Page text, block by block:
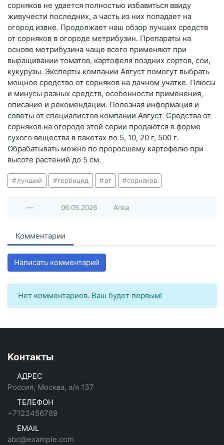
сорняков не удается полностью избавиться ввиду
живучести последних, а часть из них попадает на
огород извне. Продолжает наш обзор лучших средств
от сорняков в огороде метрибузин. Препараты на
основе метрибузина чаще всего применяют при
выращивании томатов, картофеля поздних сортов, сои,
кукурузы. Эксперты компании Август помогут выбрать
мощное средство от сорняков на дачном учатке. Плюсы
и минусы разных средств, особенности применения,
описание и рекомендации. Полезная информация и
советы от специалистов компании Август. Средства от
сорняков на огороде этой серии продаются в форме
сухого вещества в пакетах по 5, 10, 20 г, 500 г.
Обрабатывать можно по проросшему картофелю при
высоте растений до 5 см.
лучший гербицид от сорняков
— 06.05.2026 Anka
Комментарии
Написать комментарий
Нет комментариев. Ваш будет первым!
Контакты
АДРЕС
Россия, Москва, а/я 137
ТЕЛЕФОН
+7123456789
EMAIL
abc@example.com